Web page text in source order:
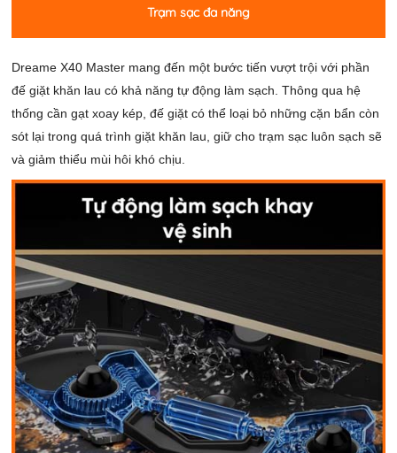
Trạm sạc đa năng
Dreame X40 Master mang đến một bước tiến vượt trội với phần
đế giặt khăn lau có khả năng tự động làm sạch. Thông qua hệ
thống cần gạt xoay kép, đế giặt có thể loại bỏ những cặn bẩn còn
sót lại trong quá trình giặt khăn lau, giữ cho trạm sạc luôn sạch sẽ
và giảm thiểu mùi hôi khó chịu.